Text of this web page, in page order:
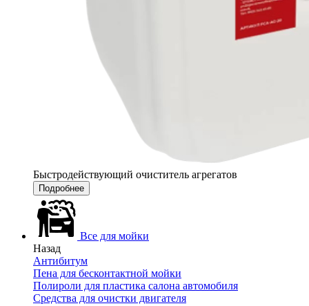
Быстродействующий очиститель агрегатов
Подробнее
Все для мойки
Назад
Антибитум
Пена для бесконтактной мойки
Полироли для пластика салона автомобиля
Средства для очистки двигателя